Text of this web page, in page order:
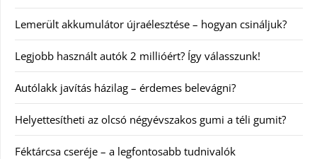
Lemerült akkumulátor újraélesztése – hogyan csináljuk?
Legjobb használt autók 2 millióért? Így válasszunk!
Autólakk javítás házilag – érdemes belevágni?
Helyettesítheti az olcsó négyévszakos gumi a téli gumit?
Féktárcsa cseréje – a legfontosabb tudnivalók